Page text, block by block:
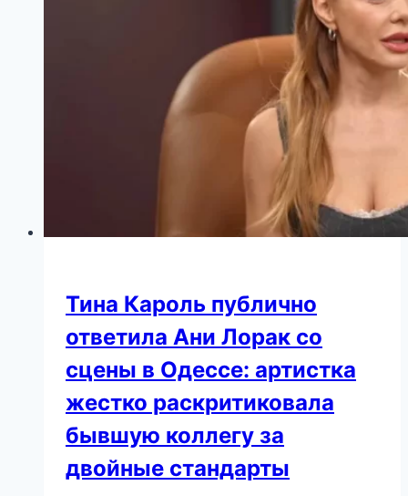
Трогательное
видео!
Тина Кароль публично
ответила Ани Лорак со
сцены в Одессе: артистка
жестко раскритиковала
бывшую коллегу за
двойные стандарты